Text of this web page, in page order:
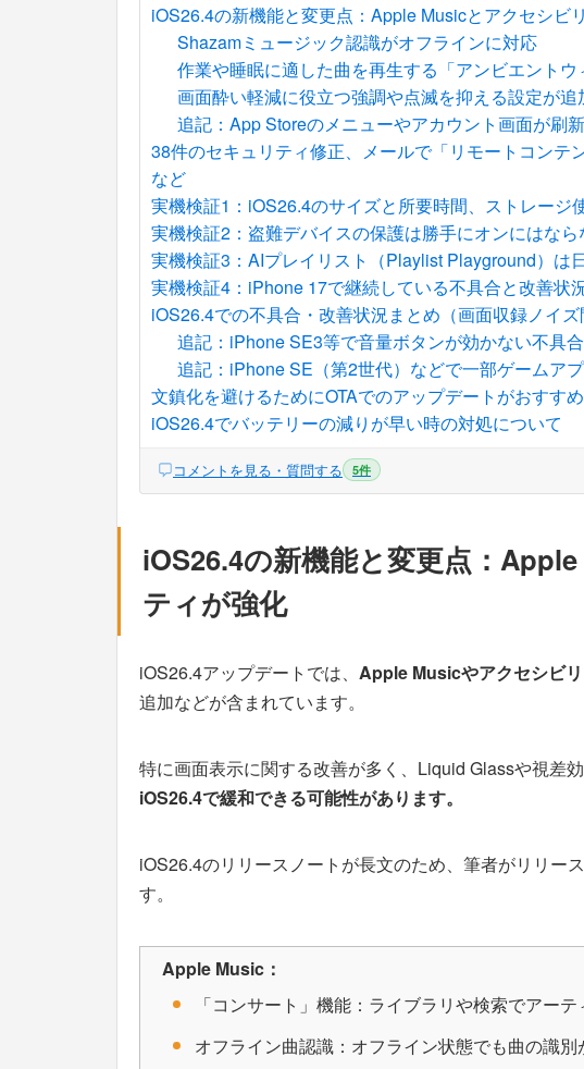
iOS26.4の新機能と変更点：Apple Musicとアクセシビ
Shazamミュージック認識がオフラインに対応
作業や睡眠に適した曲を再生する「アンビエントウ
画面酔い軽減に役立つ強調や点滅を抑える設定が
追記：App Storeのメニューやアカウント画面が刷新
38件のセキュリティ修正、メールで「リモートコンテ
など
実機検証1：iOS26.4のサイズと所要時間、ストレージ
実機検証2：盗難デバイスの保護は勝手にオンにはなら
実機検証3：AIプレイリスト（Playlist Playground）は
実機検証4：iPhone 17で継続している不具合と改善状
iOS26.4での不具合・改善状況まとめ（画面収録ノイズ
追記：iPhone SE3等で音量ボタンが効かない不具合
追記：iPhone SE（第2世代）などで一部ゲームア
文鎮化を避けるためにOTAでのアップデートがおすすめ
iOS26.4でバッテリーの減りが早い時の対処について
コメントを見る・質問する 5件
iOS26.4の新機能と変更点：
ティが強化
iOS26.4アップデートでは、 Apple Musicやアクセシビ
追加などが含まれています。
特に画面表示に関する改善が多く、Liquid Glassや視差
iOS26.4で緩和できる可能性があります。
iOS26.4のリリースノートが長文のため、筆者がリリー
す。
Apple Music：
「コンサート」機能：ライブラリや検索でアーテ
オフライン曲認識：オフライン状態でも曲の識別